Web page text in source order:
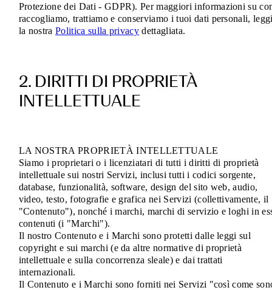
Protezione dei Dati - GDPR). Per maggiori informazioni su
raccogliamo, trattiamo e conserviamo i tuoi dati personali,
la nostraPolitica sulla privacy dettagliata.
2. DIRITTI DI PROPRIETÀ
INTELLETTUALE
LA NOSTRA PROPRIETÀ INTELLETTUALE
Siamo i proprietari o i licenziatari di tutti i diritti di proprietà
intellettuale sui nostri Servizi, inclusi tutti i codici sorgente,
database, funzionalità, software, design del sito web, audio,
video, testo, fotografie e grafica nei Servizi (collettivamente, il
"Contenuto"), nonché i marchi, marchi di servizio e loghi in
contenuti (i "Marchi").
Il nostro Contenuto e i Marchi sono protetti dalle leggi sul
copyright e sui marchi (e da altre normative di proprietà
intellettuale e sulla concorrenza sleale) e dai trattati
internazionali.
Il Contenuto e i Marchi sono forniti nei Servizi "così come